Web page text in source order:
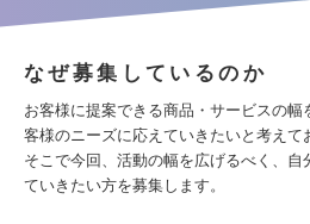
なぜ募集しているのか
お客様に提案できる商品・サービスの
客様のニーズに応えていきたいと考えて
そこで今回、活動の幅を広げるべく、自
ていきたい方を募集します。